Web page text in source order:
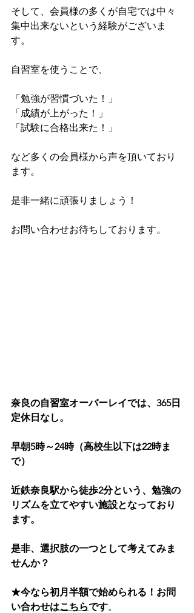
そして、会員様の多くが自宅では中々
集中出来ないという経験がございま
す。
自習室を使うことで、
「勉強が習慣づいた！」
「成績が上がった！」
「試験に合格出来た！」
など多くの会員様から声を頂いており
ます。
是非一緒に頑張りましょう！
お問い合わせお待ちしております。
奈良の自習室オーバーレイでは、365日
定休日なし。
早朝5時～24時（高校生以下は22時ま
で）
近鉄奈良駅から徒歩2分という、勉強の
リズムを立てやすい施設となっており
ます。
是非、選択肢の一つとして考えてみま
せんか？
★今なら初月半額で始められる！お問
い合わせはこちらです。